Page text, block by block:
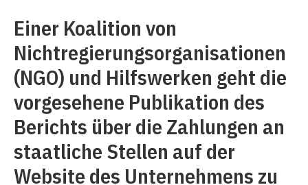
Einer Koalition von
Nichtregierungsorganisationen
(NGO) und Hilfswerken geht die
vorgesehene Publikation des
Berichts über die Zahlungen an
staatliche Stellen auf der
Website des Unternehmens zu